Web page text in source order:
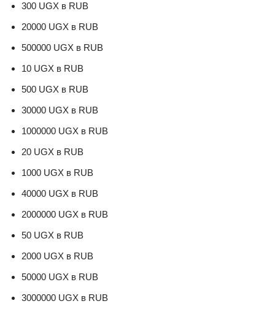
300 UGX в RUB
20000 UGX в RUB
500000 UGX в RUB
10 UGX в RUB
500 UGX в RUB
30000 UGX в RUB
1000000 UGX в RUB
20 UGX в RUB
1000 UGX в RUB
40000 UGX в RUB
2000000 UGX в RUB
50 UGX в RUB
2000 UGX в RUB
50000 UGX в RUB
3000000 UGX в RUB